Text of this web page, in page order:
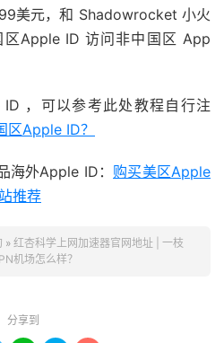
美元，和 Shadowrocket 小火
Apple ID 访问非中国区 App
，可以参考此处教程自行注
区Apple ID？
海外Apple ID： 购买美区Apple
推荐
» 红杏科学上网加速器官网地址 | 一枝
机场怎么样？
分享到